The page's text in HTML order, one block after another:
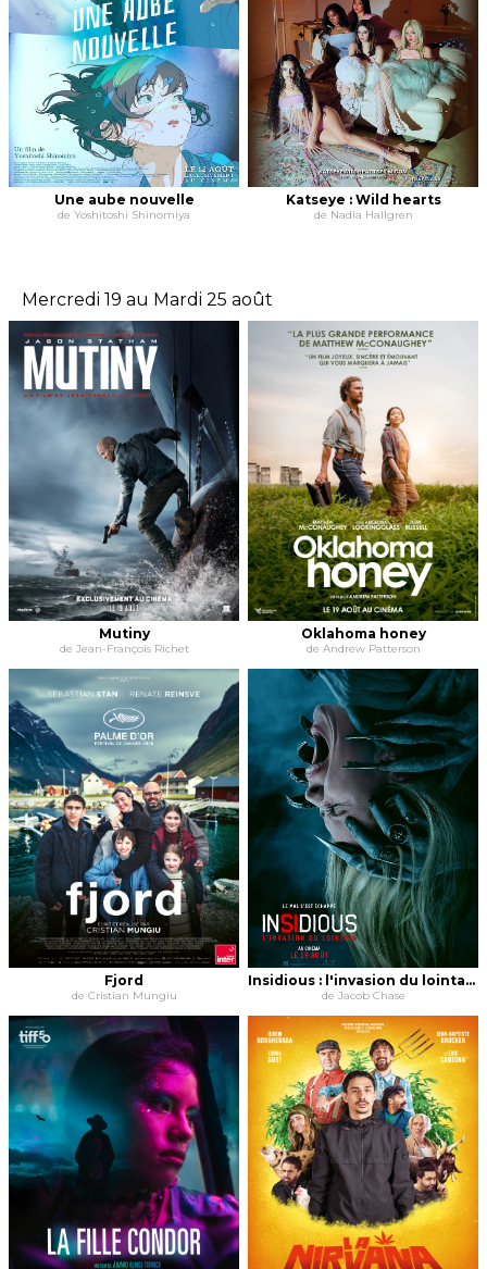
Une aube nouvelle
de Yoshitoshi Shinomiya
Katseye : Wild hearts
de Nadia Hallgren
Mercredi 19 au Mardi 25 août
Mutiny
de Jean-François Richet
Oklahoma honey
de Andrew Patterson
Fjord
de Cristian Mungiu
Insidious : l'invasion du lointain
de Jacob Chase